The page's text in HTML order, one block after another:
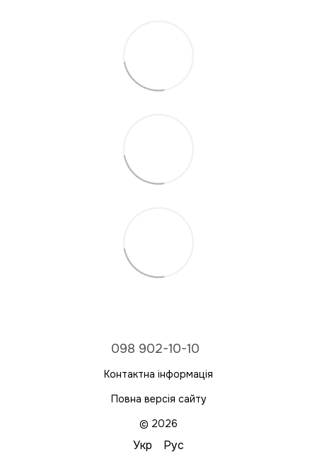
098 902-10-10
Контактна інформація
Повна версія сайту
© 2026
Укр Рус